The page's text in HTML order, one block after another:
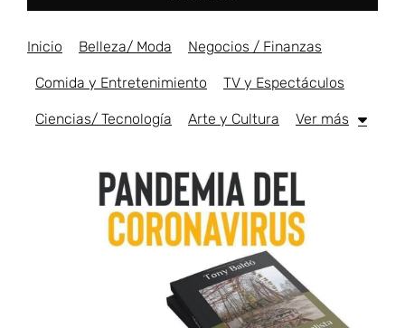
Inicio Belleza/ Moda Negocios / Finanzas
Comida y Entretenimiento TV y Espectáculos
Ciencias/ Tecnología Arte y Cultura Ver más